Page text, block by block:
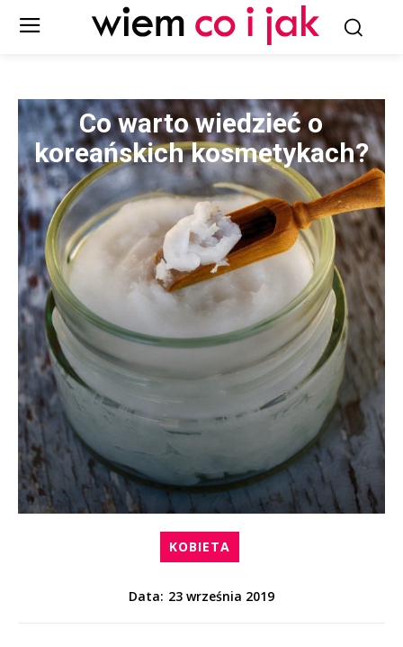
Co warto wiedzieć o
koreańskich kosmetykach?
KOBIETA
Data: 23 września 2019